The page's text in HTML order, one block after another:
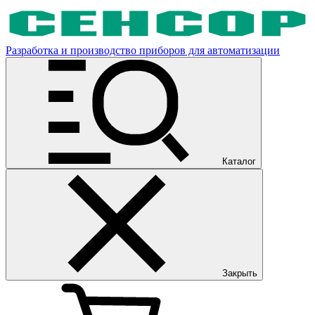
Разработка и производство приборов для автоматизации
Каталог
Закрыть